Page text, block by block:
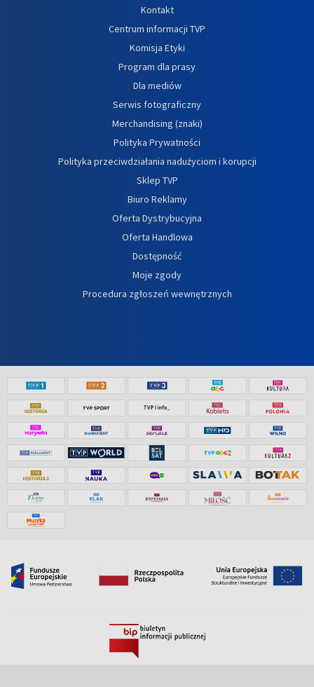
Kontakt
Centrum informacji TVP
Komisja Etyki
Program dla prasy
Dla mediów
Serwis fotograficzny
Merchandising (znaki)
Polityka Prywatności
Polityka przeciwdziałania nadużyciom i korupcji
Sklep TVP
Biuro Reklamy
Oferta Dystrybucyjna
Oferta Handlowa
Dostępność
Moje zgody
Procedura zgłoszeń wewnętrznych